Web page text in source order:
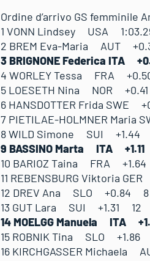
Ordine d’arrivo GS femminile
1 VONN Lindsey USA
2 BREM Eva-Maria AUT
3 BRIGNONE Federica
4 WORLEY Tessa FRA
5 LOESETH Nina NOR
6 HANSDOTTER Frida
7 PIETILAE-HOLMNER
8 WILD Simone SUI
9 BASSINO Marta ITA
10 BARIOZ Taina FRA
11 REBENSBURG Viktoria
12 DREV Ana SLO
13 GUT Lara SUI +1.31
14 MOELGG Manuela
15 ROBNIK Tina SLO
16 KIRCHGASSER